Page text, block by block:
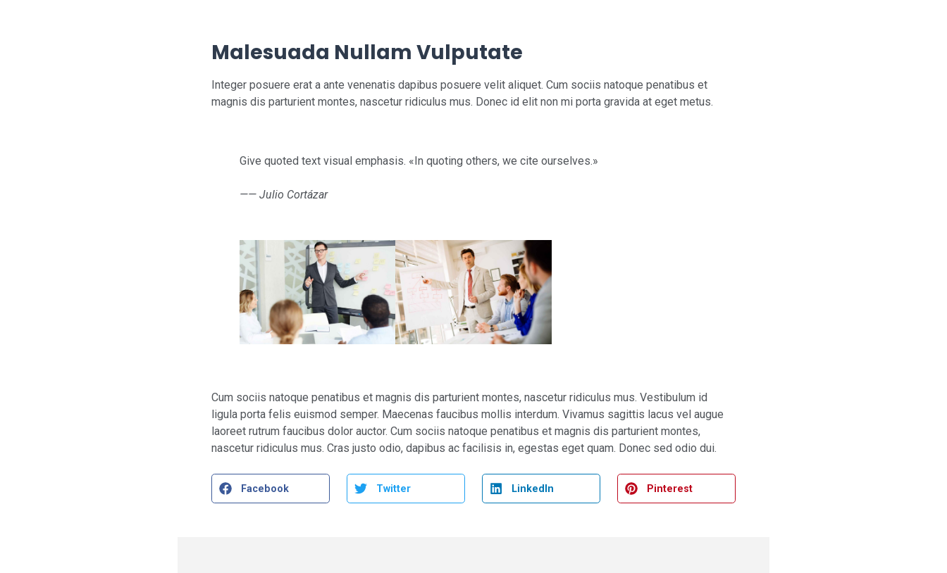
Malesuada Nullam Vulputate
Integer posuere erat a ante venenatis dapibus posuere velit aliquet. Cum sociis natoque penatibus et
magnis dis parturient montes, nascetur ridiculus mus. Donec id elit non mi porta gravida at eget metus.
Give quoted text visual emphasis. «In quoting others, we cite ourselves.»
—— Julio Cortázar
Cum sociis natoque penatibus et magnis dis parturient montes, nascetur ridiculus mus. Vestibulum id
ligula porta felis euismod semper. Maecenas faucibus mollis interdum. Vivamus sagittis lacus vel augue
laoreet rutrum faucibus dolor auctor. Cum sociis natoque penatibus et magnis dis parturient montes,
nascetur ridiculus mus. Cras justo odio, dapibus ac facilisis in, egestas eget quam. Donec sed odio dui.
Facebook Twitter LinkedIn Pinterest